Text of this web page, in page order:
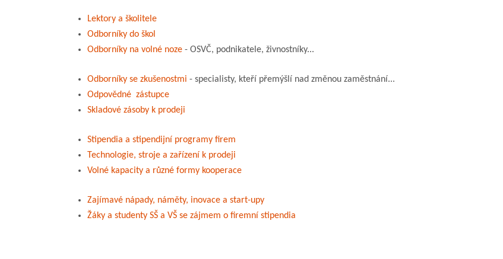
Lektory a školitele
Odborníky do škol
Odborníky na volné noze - OSVČ, podnikatele, živnostníky...
Odborníky se zkušenostmi - specialisty, kteří přemýšlí nad změnou zaměstnání...
Odpovědné zástupce
Skladové zásoby k prodeji
Stipendia a stipendijní programy firem
Technologie, stroje a zařízení k prodeji
Volné kapacity a různé formy kooperace
Zajímavé nápady, náměty, inovace a start-upy
Žáky a studenty SŠ a VŠ se zájmem o firemní stipendia